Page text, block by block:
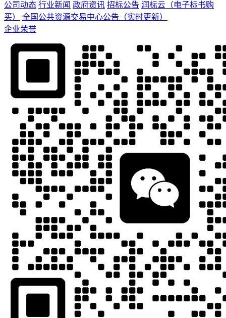
公司动态 行业新闻 政府资讯 招标公告 润标云（电子标书购
买）
全国公共资源交易中心公告（实时更新）
企业荣誉